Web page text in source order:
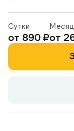
Сутки
от 890 ₽
Месяц
от